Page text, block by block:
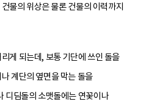
물의 위상은 물론 건물의 이력까지
게 되는데, 보통 기단에 쓰인 돌을
계단의 옆면을 막는 돌을
디딤돌의 소맷돌에는 연꽃이나